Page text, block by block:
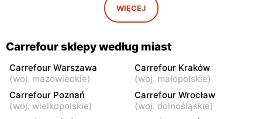
Przybyszewskiego 176/178
Łódź, ul. Kolumny 6/36
Carrefour
Łódź al. Ks. Bp. Władysława
Bandurskiego 49
Carrefour
Łódź, ul. Szparagowa 7
Carrefour
Pabianice, ul. Popławska
4/20
Carrefour
Piotrków Trybunalski, ul.
Juliusza Słowackiego 123
WIĘCEJ
Carrefour sklepy według miast
Carrefour Warszawa
(woj. mazowieckie)
Carrefour Kraków
(woj. małopolskie)
Carrefour Poznań
(woj. wielkopolskie)
Carrefour Wrocław
(woj. dolnośląskie)